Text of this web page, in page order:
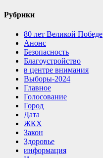
Рубрики
80 лет Великой Победе
Анонс
Безопасность
Благоустройство
в центре внимания
Выборы-2024
Главное
Голосование
Город
Дата
ЖКХ
Закон
Здоровье
информация